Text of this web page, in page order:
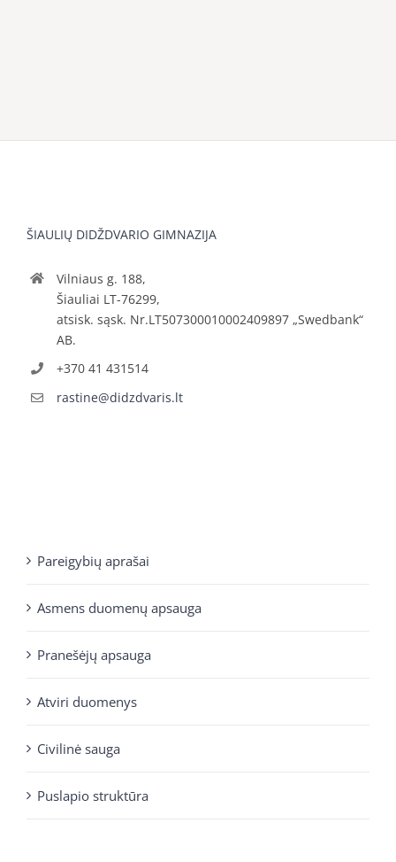
ŠIAULIŲ DIDŽDVARIO GIMNAZIJA
Vilniaus g. 188,
Šiauliai LT-76299,
atsisk. sąsk. Nr.LT507300010002409897 „Swedbank“
AB.
+370 41 431514
rastine@didzdvaris.lt
Pareigybių aprašai
Asmens duomenų apsauga
Pranešėjų apsauga
Atviri duomenys
Civilinė sauga
Puslapio struktūra